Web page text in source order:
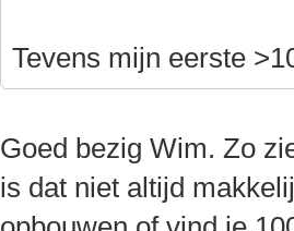
Tevens mijn eerste
Goed bezig Wim. Zo
is dat niet altijd